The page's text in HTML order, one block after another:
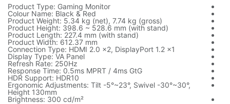
Product Type: Gaming Monitor
Colour Name: Black & Red
Product Weight: 5.34 kg (net), 7.74 kg (gross)
Product Height: 398.6 ~ 528.6 mm (with stand)
Product Length: 227.4 mm (with stand)
Product Width: 612.37 mm
Connection Type: HDMI 2.0 x2, DisplayPort 1.2 x1
Display Type: VA Panel
Refresh Rate: 250Hz
Response Time: 0.5ms MPRT / 4ms GtG
HDR Support: HDR10
Ergonomic Adjustments: Tilt -5°~23°, Swivel -30°~30°,
Height 130mm
Brightness: 300 cd/m²